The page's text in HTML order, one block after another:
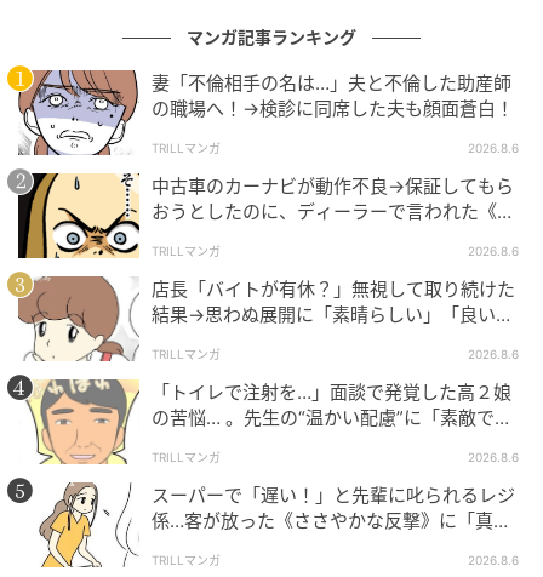
マンガ記事ランキング
妻「不倫相手の名は…」夫と不倫した助産師
の職場へ！→検診に同席した夫も顔面蒼白！
TRILLマンガ 2026.8.6
中古車のカーナビが動作不良→保証してもら
おうとしたのに、ディーラーで言われた《事
TRILLマンガ 2026.8.6
店長「バイトが有休？」無視して取り続けた
結果→思わぬ展開に「素晴らしい」「良いこ
TRILLマンガ 2026.8.6
「トイレで注射を…」面談で発覚した高２娘
の苦悩… 。先生の“温かい配慮”に「素敵です
TRILLマンガ 2026.8.6
スーパーで「遅い！」と先輩に叱られるレジ
係…客が放った《ささやかな反撃》に「真似
TRILLマンガ 2026.8.6